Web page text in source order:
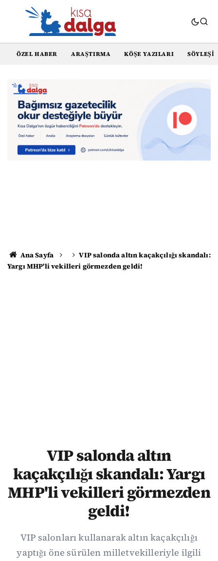
ÖZEL HABER ARAŞTIRMA KÖŞE YAZILARI SÖYLEŞI
Ana Sayfa
VIP salonda altın kaçakçılığı skandalı:
Yargı MHP'li vekilleri görmezden geldi!
VIP salonda altın
kaçakçılığı skandalı: Yargı
MHP'li vekilleri görmezden
geldi!
VIP salonları kullanarak altın kaçakçılığı
yaptığı öne sürülen milletvekilleriyle ilgili